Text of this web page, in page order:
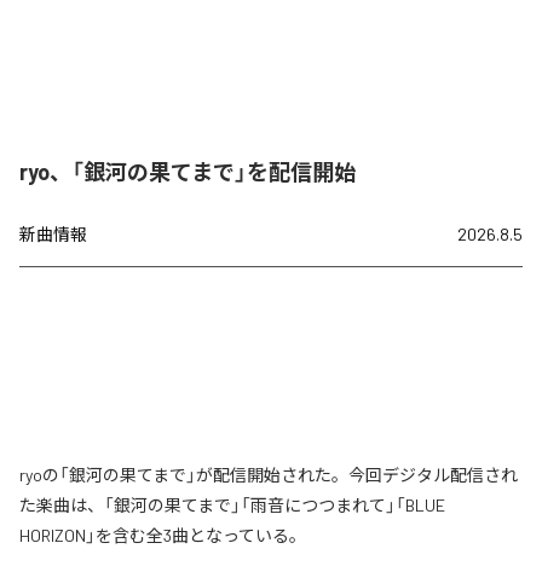
ryo、「銀河の果てまで」を配信開始
新曲情報 2026.8.5
ryoの「銀河の果てまで」が配信開始された。今回デジタル配信され
た楽曲は、「銀河の果てまで」「雨音につつまれて」「BLUE
HORIZON」を含む全3曲となっている。